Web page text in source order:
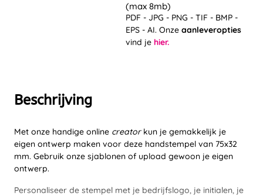
Beschrijving
Met onze handige online creatorkun je gemakkelijk je
eigen ontwerp maken voor deze handstempel van 75x32
mm. Gebruik onze sjablonen of upload gewoon je eigen
ontwerp.
Personaliseer de stempel met je bedrijfslogo, je initialen, je
(max 8mb)
PDF - JPG - PNG - TIF - BMP -
EPS - AI. Onze aanleveropties
vind je hier.